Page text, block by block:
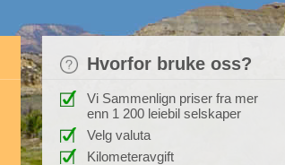
Hvorfor bruke oss?
Vi Sammenlign priser fra mer
enn 1 200 leiebil selskaper
Velg valuta
Kilometeravgift